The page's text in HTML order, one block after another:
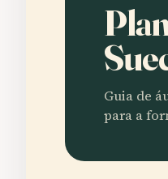
Guia de
para a